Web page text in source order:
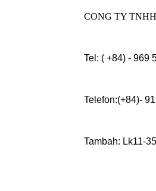
CONG TY
Tel: ( +84) - 969
Telefon:(+84)-
Tambah: Lk11-